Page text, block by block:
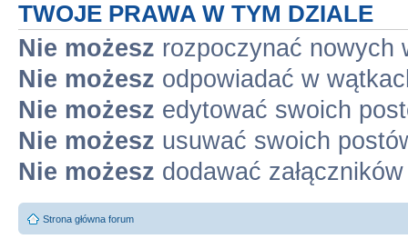
TWOJE PRAWA W TYM DZIALE
Nie możesz rozpoczynać nowych
Nie możesz odpowiadać w
Nie możesz edytować swoich
Nie możesz usuwać swoich
Nie możesz dodawać załączników
Strona główna forum